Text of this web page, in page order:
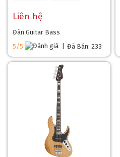
Liên hệ
Đàn Guitar Bass
5/5
Đã Bán: 233